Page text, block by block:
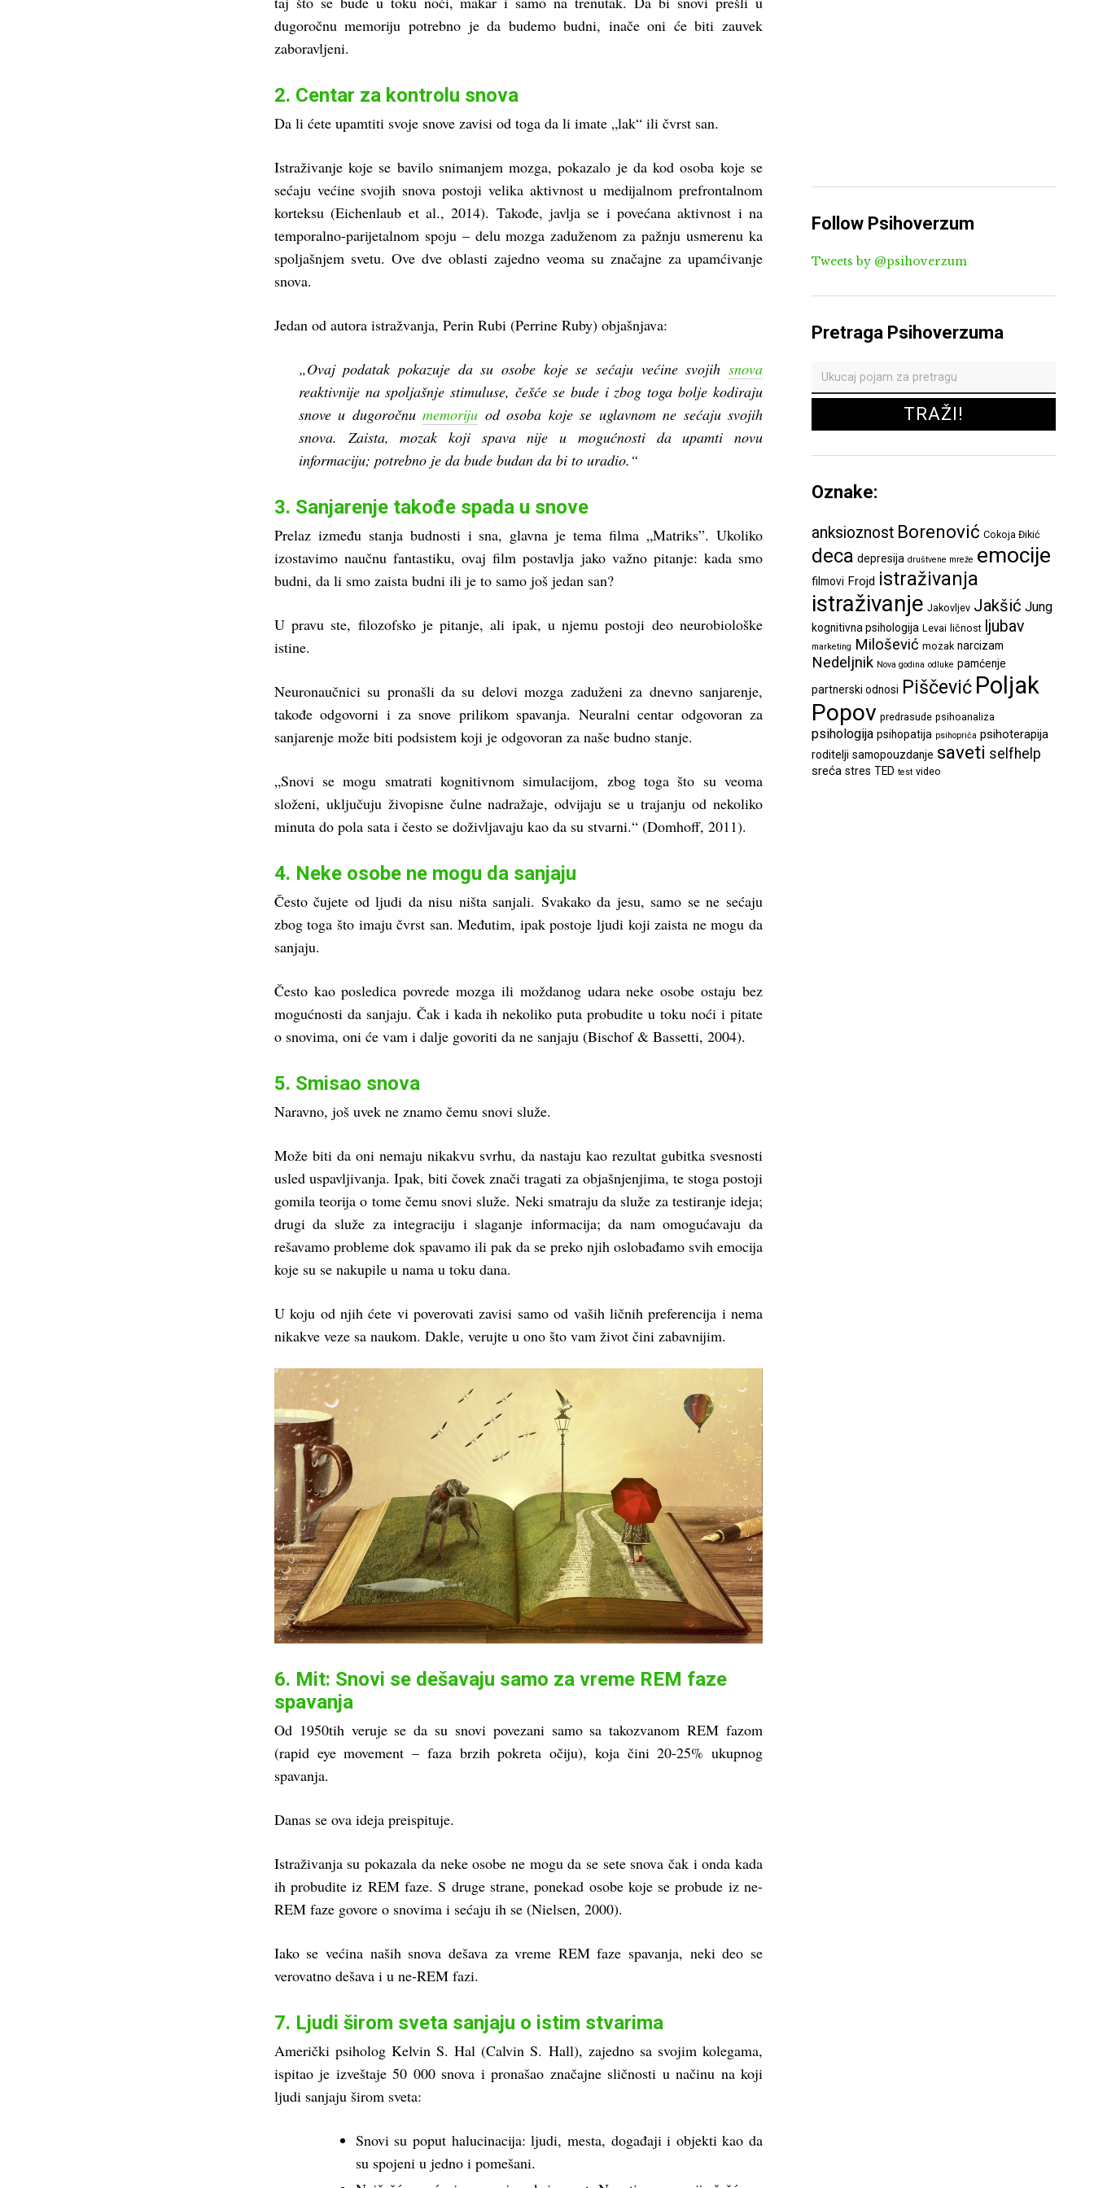
dugoročnu memoriju potrebno je da budemo budni, inače oni će biti zauvek
zaboravljeni.
2. Centar za kontrolu snova
Da li ćete upamtiti svoje snove zavisi od toga da li imate „lak“ ili čvrst san.
Istraživanje koje se bavilo snimanjem mozga, pokazalo je da kod osoba koje se
sećaju većine svojih snova postoji velika aktivnost u medijalnom prefrontalnom
korteksu (Eichenlaub et al., 2014). Takođe, javlja se i povećana aktivnost i na
temporalno-parijetalnom spoju – delu mozga zaduženom za pažnju usmerenu ka
spoljašnjem svetu. Ove dve oblasti zajedno veoma su značajne za upamćivanje
snova.
Jedan od autora istražvanja, Perin Rubi (Perrine Ruby) objašnjava:
„Ovaj podatak pokazuje da su osobe koje se sećaju većine svojih snova
reaktivnije na spoljašnje stimuluse, češće se bude i zbog toga bolje kodiraju
snove u dugoročnumemoriju od osoba koje se uglavnom ne sećaju svojih
snova. Zaista, mozak koji spava nije u mogućnosti da upamti novu
informaciju; potrebno je da bude budan da bi to uradio.“
3. Sanjarenje takođe spada u snove
Prelaz između stanja budnosti i sna, glavna je tema filma „Matriks”. Ukoliko
izostavimo naučnu fantastiku, ovaj film postavlja jako važno pitanje: kada smo
budni, da li smo zaista budni ili je to samo još jedan san?
U pravu ste, filozofsko je pitanje, ali ipak, u njemu postoji deo neurobiološke
istine.
Neuronaučnici su pronašli da su delovi mozga zaduženi za dnevno sanjarenje,
takođe odgovorni i za snove prilikom spavanja. Neuralni centar odgovoran za
sanjarenje može biti podsistem koji je odgovoran za naše budno stanje.
„Snovi se mogu smatrati kognitivnom simulacijom, zbog toga što su veoma
složeni, uključuju živopisne čulne nadražaje, odvijaju se u trajanju od nekoliko
minuta do pola sata i često se doživljavaju kao da su stvarni.“ (Domhoff, 2011).
4. Neke osobe ne mogu da sanjaju
Često čujete od ljudi da nisu ništa sanjali. Svakako da jesu, samo se ne sećaju
zbog toga što imaju čvrst san. Međutim, ipak postoje ljudi koji zaista ne mogu da
sanjaju.
Često kao posledica povrede mozga ili moždanog udara neke osobe ostaju bez
mogućnosti da sanjaju. Čak i kada ih nekoliko puta probudite u toku noći i pitate
o snovima, oni će vam i dalje govoriti da ne sanjaju (Bischof & Bassetti, 2004).
5. Smisao snova
Naravno, još uvek ne znamo čemu snovi služe.
Može biti da oni nemaju nikakvu svrhu, da nastaju kao rezultat gubitka svesnosti
usled uspavljivanja. Ipak, biti čovek znači tragati za objašnjenjima, te stoga postoji
gomila teorija o tome čemu snovi služe. Neki smatraju da služe za testiranje ideja;
drugi da služe za integraciju i slaganje informacija; da nam omogućavaju da
rešavamo probleme dok spavamo ili pak da se preko njih oslobađamo svih emocija
koje su se nakupile u nama u toku dana.
U koju od njih ćete vi poverovati zavisi samo od vaših ličnih preferencija i nema
nikakve veze sa naukom. Dakle, verujte u ono što vam život čini zabavnijim.
6. Mit: Snovi se dešavaju samo za vreme REM faze
spavanja
Od 1950tih veruje se da su snovi povezani samo sa takozvanom REM fazom
(rapid eye movement – faza brzih pokreta očiju), koja čini 20-25% ukupnog
spavanja.
Danas se ova ideja preispituje.
Istraživanja su pokazala da neke osobe ne mogu da se sete snova čak i onda kada
ih probudite iz REM faze. S druge strane, ponekad osobe koje se probude iz ne-
REM faze govore o snovima i sećaju ih se (Nielsen, 2000).
Iako se većina naših snova dešava za vreme REM faze spavanja, neki deo se
verovatno dešava i u ne-REM fazi.
7. Ljudi širom sveta sanjaju o istim stvarima
Američki psiholog Kelvin S. Hal (Calvin S. Hall), zajedno sa svojim kolegama,
ispitao je izveštaje 50 000 snova i pronašao značajne sličnosti u načinu na koji
ljudi sanjaju širom sveta:
Snovi su poput halucinacija: ljudi, mesta, događaji i objekti kao da
su spojeni u jedno i pomešani.
Follow Psihoverzum
Tweets by @psihoverzum
Pretraga Psihoverzuma
Oznake:
anksioznost Borenović Cokoja Đikić
deca depresija društvene mreže emocije
filmovi Frojd istraživanja
istraživanje Jakovljev Jakšić Jung
kognitivna psihologija Levai ličnost ljubav
marketing Milošević mozak narcizam
Nedeljnik Nova godina odluke pamćenje
partnerski odnosi Piščević Poljak
Popov predrasude psihoanaliza
psihologija psihopatija psihopriča psihoterapija
roditelji samopouzdanje saveti selfhelp
sreća stres TED test video